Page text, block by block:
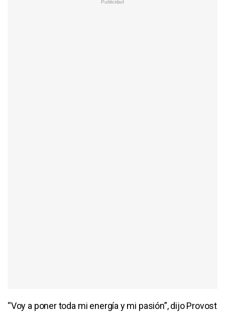
“Voy a poner toda mi energía y mi pasión”, dijo Provost